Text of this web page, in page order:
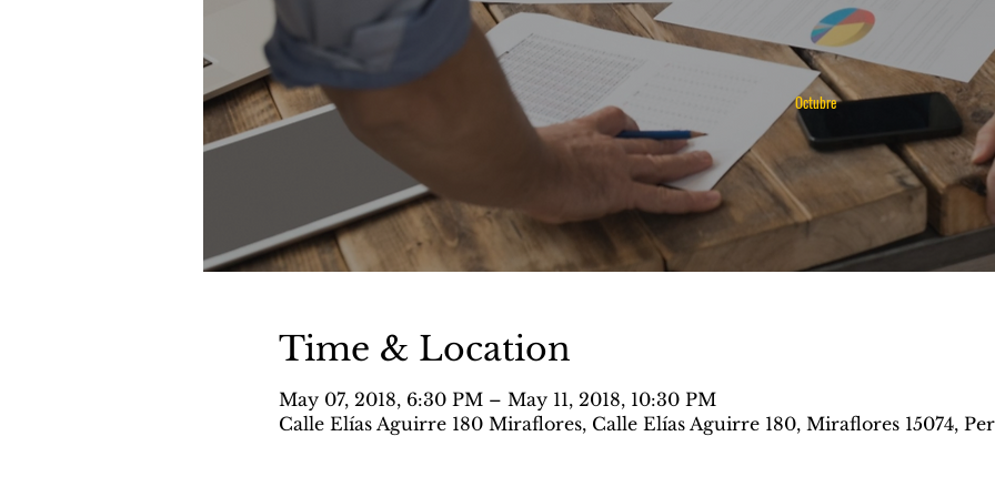
Time & Location
May 07, 2018, 6:30 PM – May 11, 2018, 10:30 PM
Calle Elías Aguirre 180 Miraflores, Calle Elías Aguirre 180, Miraflores 15074,
Octubre